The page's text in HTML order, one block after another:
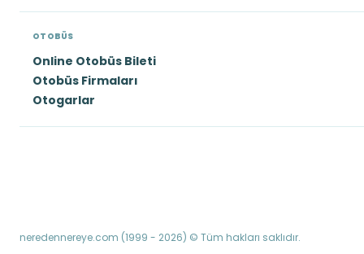
OTOBÜS
Online Otobüs Bileti
Otobüs Firmaları
Otogarlar
neredennereye.com (1999 - 2026) © Tüm hakları saklıdır.